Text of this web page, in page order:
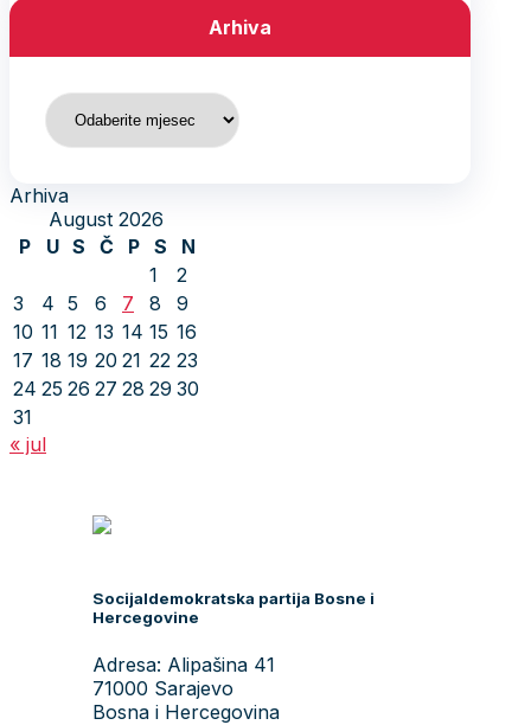
Arhiva
Arhiva
Arhiva
August 2026
P
U S Č P S
N
1
2
3
4 5 6 7 8
9
10 11 12 13 14 15 16
17 18 19 20 21 22 23
24 25 26 27 28 29 30
31
« jul
Socijaldemokratska partija Bosne i
Hercegovine
Adresa: Alipašina 41
71000 Sarajevo
Bosna i Hercegovina